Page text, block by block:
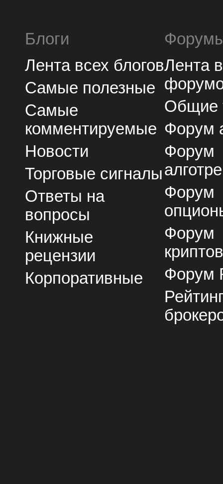
Блоги
Лента всех блогов
Самые полезные
Самые
комментируемые
Новости
Торговые сигналы
Ответы на
вопросы
Книжные
рецензии
Корпоративные
Лента
Общие
Форум
Форум
Форум
Форум
Форум